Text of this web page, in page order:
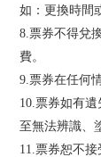
如：更換時間
8.票券不得兌
費。
9.票券在任何
10.票券如有
至無法辨識、
11.票券恕不